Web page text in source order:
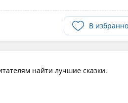
В
найти лучшие сказки.